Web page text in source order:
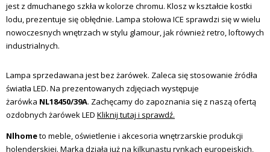
jest z dmuchanego szkła w kolorze chromu. Klosz w kształcie kostki
lodu, prezentuje się obłędnie. Lampa stołowa ICE sprawdzi się w wielu
nowoczesnych wnętrzach w stylu glamour, jak również retro, loftowych
industrialnych.
Lampa sprzedawana jest bez żarówek. Zaleca się stosowanie źródła
światła LED. Na prezentowanych zdjęciach występuje
żarówka NL18450/39A. Zachęcamy do zapoznania się z naszą ofertą
ozdobnych żarówek LED Kliknij tutaj i sprawdź.
Nlhometo meble, oświetlenie i akcesoria wnętrzarskie produkcji
holenderskiej. Marka działa już na kilkunastu rynkach europejskich,